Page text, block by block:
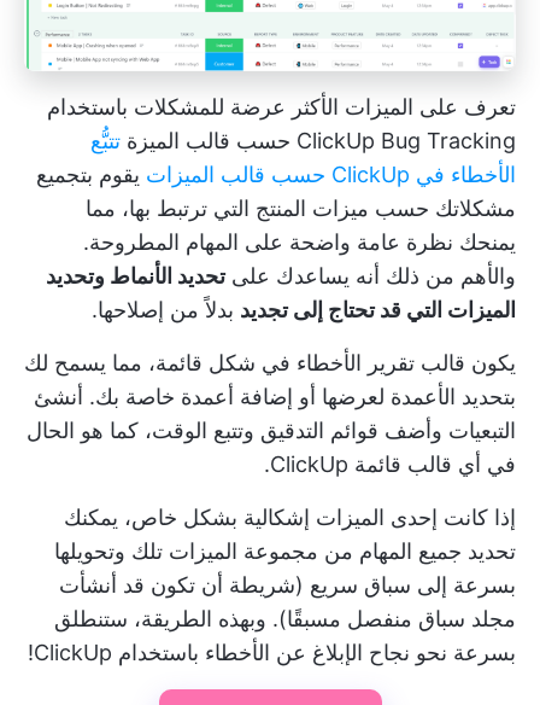
تعرف على الميزات الأكثر عرضة للمشكلات باستخدام
ClickUp Bug Tracking حسب قالب الميزة
تتبُّع
الأخطاء في ClickUp حسب قالب الميزات
يقوم بتجميع
مشكلاتك حسب ميزات المنتج التي ترتبط بها، مما
يمنحك نظرة عامة واضحة على المهام المطروحة.
والأهم من ذلك أنه يساعدك علىتحديد الأنماط وتحديد
الميزات التي قد تحتاج إلى تجديد بدلاً من إصلاحها.
يكون قالب تقرير الأخطاء في شكل قائمة، مما يسمح لك
بتحديد الأعمدة لعرضها أو إضافة أعمدة خاصة بك. أنشئ
التبعيات وأضف قوائم التدقيق وتتبع الوقت، كما هو الحال
في أي قالب قائمة ClickUp.
إذا كانت إحدى الميزات إشكالية بشكل خاص، يمكنك
تحديد جميع المهام من مجموعة الميزات تلك وتحويلها
بسرعة إلى سباق سريع (شريطة أن تكون قد أنشأت
مجلد سباق منفصل مسبقًا). وبهذه الطريقة، ستنطلق
بسرعة نحو نجاح الإبلاغ عن الأخطاء باستخدام ClickUp!